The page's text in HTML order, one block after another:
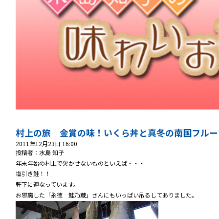
村上の旅 金賞の味！いくら丼と真冬の南国フル
2011年12月23日 16:00
投稿者：水島 知子
年末年始の村上で欠かせないものといえば・・・
塩引き鮭！！
軒下に連なっています。
お邪魔した「永徳 鮭乃蔵」さんにもいっぱい吊るしてありました。